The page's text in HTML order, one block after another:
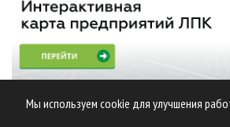
Мы используем cookie для улучшения
МЕДИА